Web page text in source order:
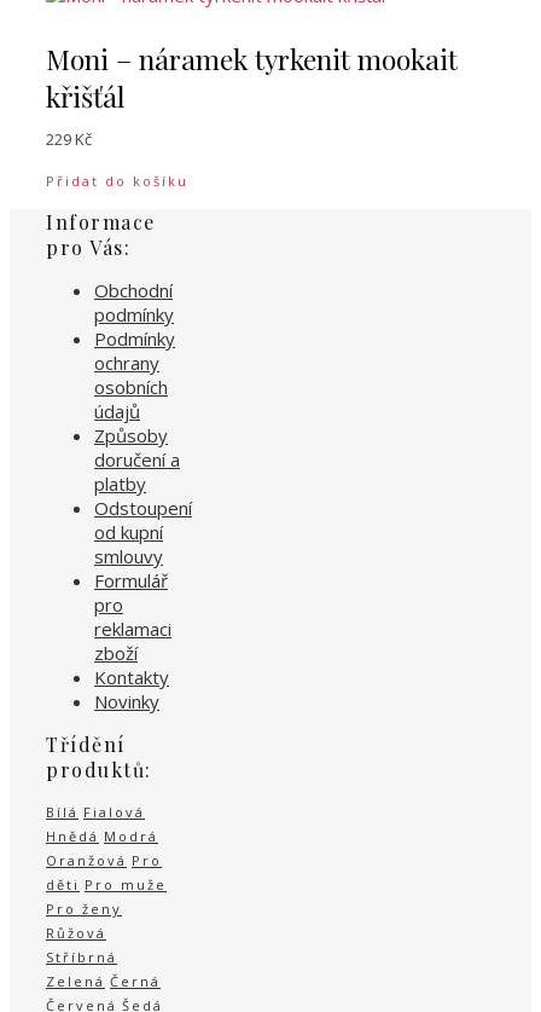
Moni – náramek tyrkenit mookait
křišťál
229Kč
Přidat do košíku
Informace
pro Vás:
Obchodní
podmínky
Podmínky
ochrany
osobních
údajů
Způsoby
doručení a
platby
Odstoupení
od kupní
smlouvy
Formulář
pro
reklamaci
zboží
Kontakty
Novinky
Třídění
produktů:
Bílá Fialová
Hnědá Modrá
Oranžová Pro
děti Pro muže
Pro ženy
Růžová
Stříbrná
Zelená Černá
Červená Šedá